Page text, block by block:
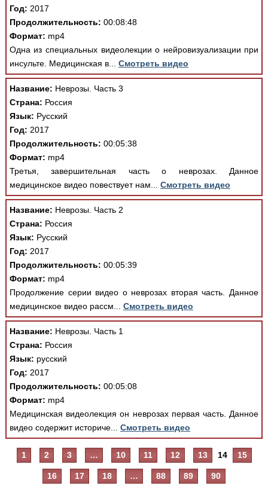
Год: 2017
Продолжительность: 00:08:48
Формат: mp4
Одна из специальных видеолекции о нейровизуализации при
инсульте. Медицинская в... Смотреть видео
Название: Неврозы. Часть 3
Страна: Россия
Язык: Русский
Год: 2017
Продолжительность: 00:05:38
Формат: mp4
Третья, завершительная часть о неврозах. Данное
медицинское видео повествует нам... Смотреть видео
Название: Неврозы. Часть 2
Страна: Россия
Язык: Русский
Год: 2017
Продолжительность: 00:05:39
Формат: mp4
Продолжение серии видео о неврозах вторая часть. Данное
медицинское видео рассм... Смотреть видео
Название: Неврозы. Часть 1
Страна: Россия
Язык: русский
Год: 2017
Продолжительность: 00:05:08
Формат: mp4
Медицинская видеолекция он неврозах первая часть. Данное
видео содержит историче... Смотреть видео
1 2 3 … 10 11 12 13 14 15
16 17 18 … 88 89 90